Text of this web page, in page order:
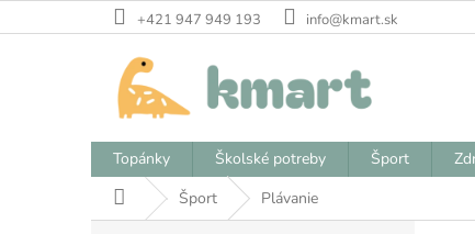
na
+421 947 949 193 info@kmart.sk
Topánky Školské potreby Šport
DomovŠport Plávanie